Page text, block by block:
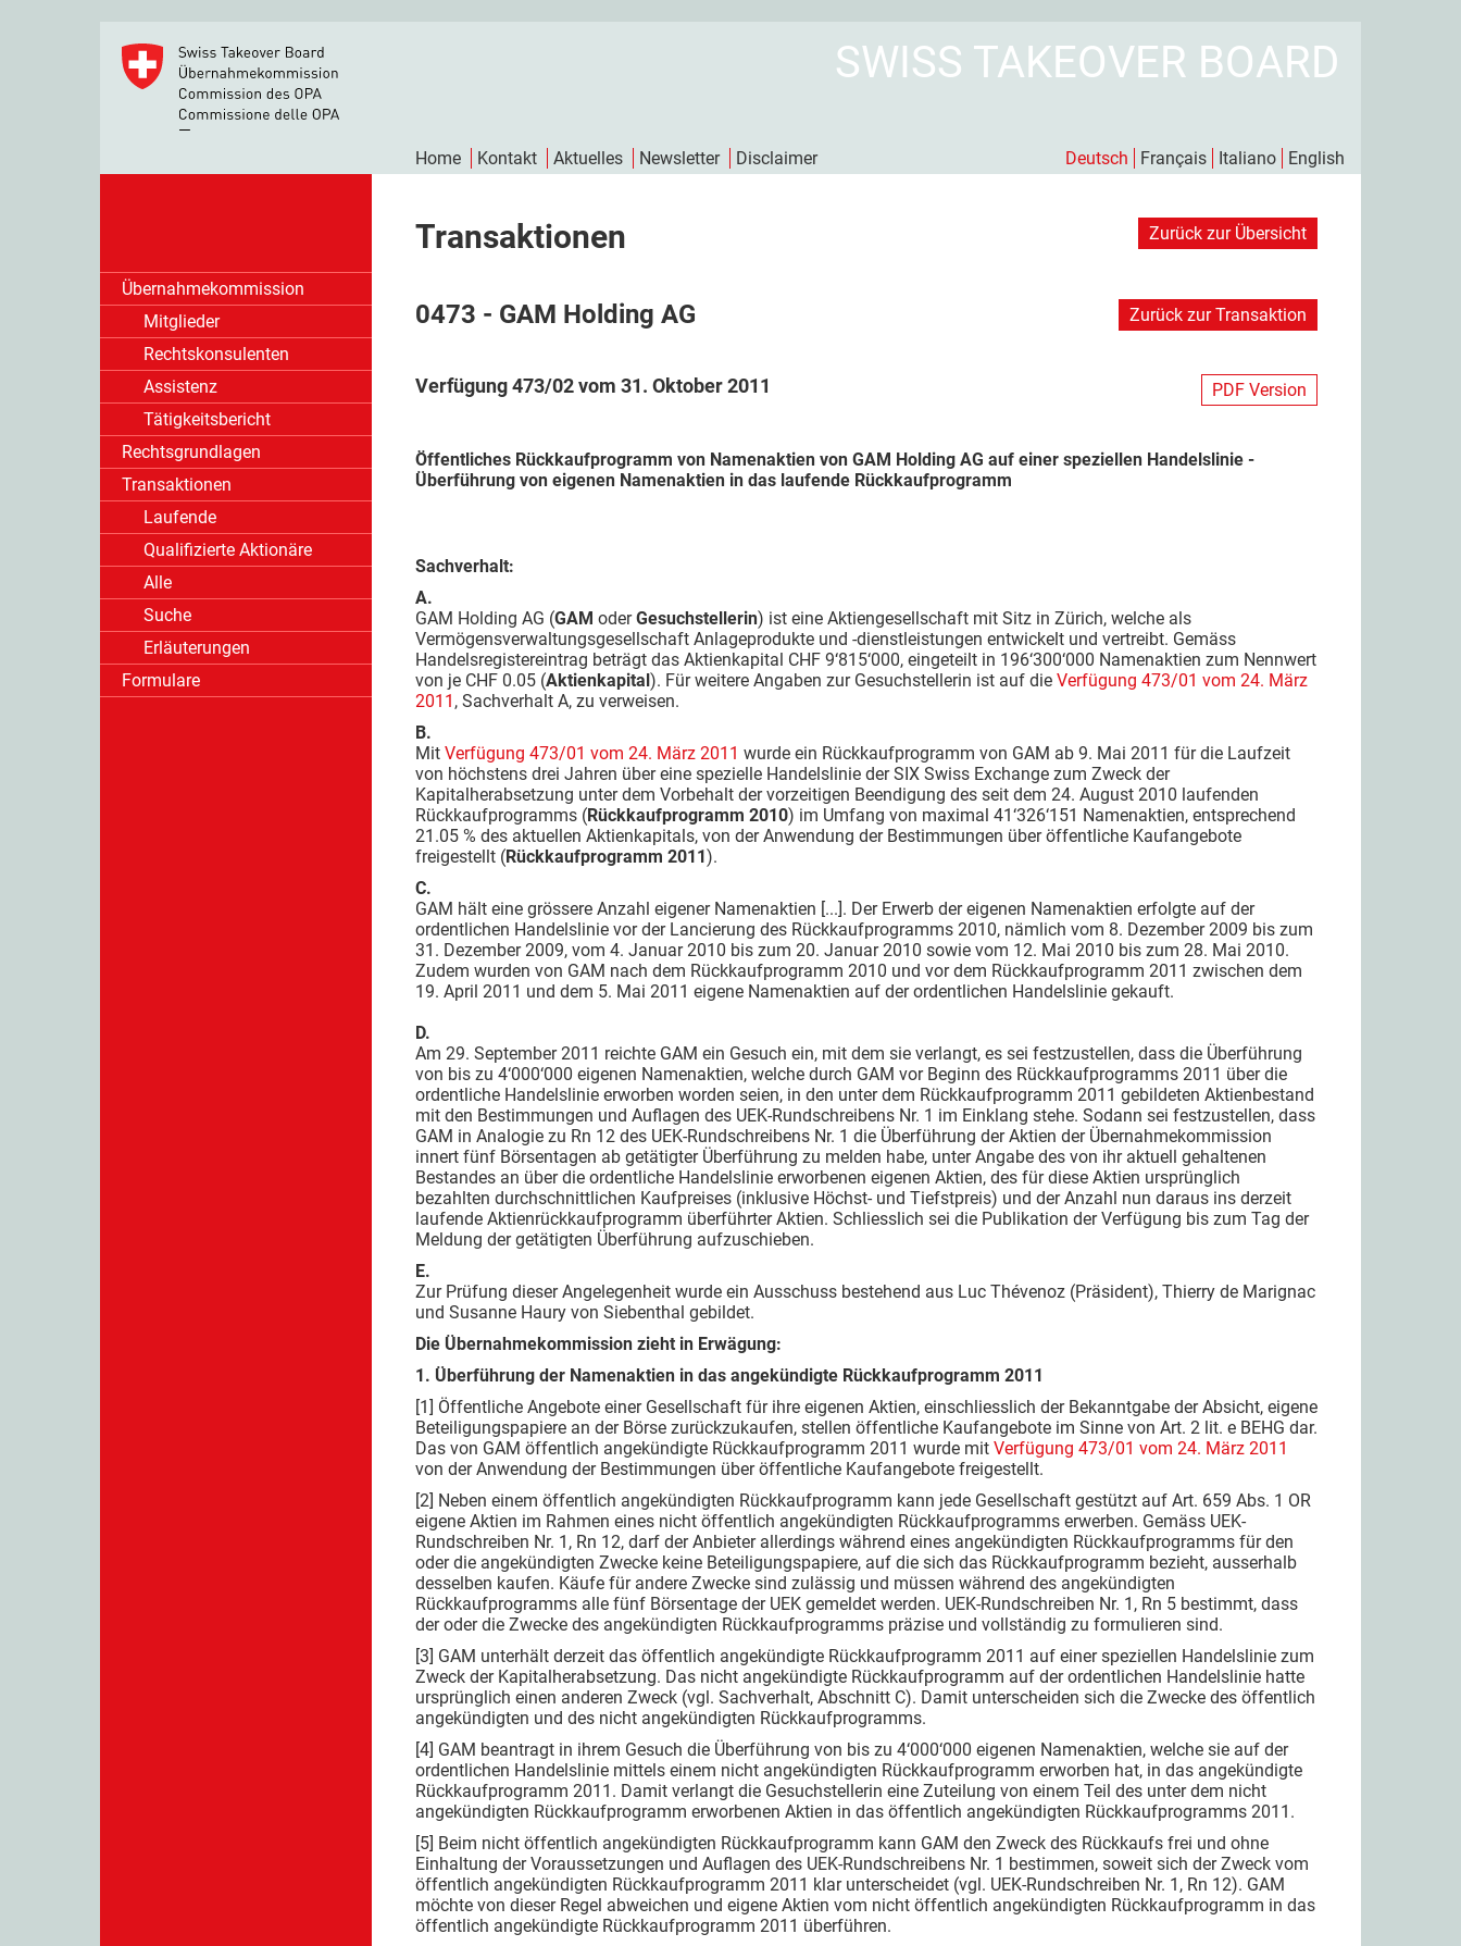
SWISS TAKEOVER BOARD
Home Kontakt Aktuelles Newsletter Disclaimer Deutsch Français Italiano English
Übernahmekommission
Mitglieder
Rechtskonsulenten
Assistenz
Tätigkeitsbericht
Rechtsgrundlagen
Transaktionen
Laufende
Qualifizierte Aktionäre
Alle
Suche
Erläuterungen
Formulare
Transaktionen Zurück zur Übersicht
0473 - GAM Holding AG Zurück zur Transaktion
Verfügung 473/02 vom 31. Oktober 2011 PDF Version
Öffentliches Rückkaufprogramm von Namenaktien von GAM Holding AG auf einer speziellen Handelslinie -
Überführung von eigenen Namenaktien in das laufende Rückkaufprogramm
Sachverhalt:
A.
GAM Holding AG (GAM oderGesuchstellerin) ist eine Aktiengesellschaft mit Sitz in Zürich, welche als
Vermögensverwaltungsgesellschaft Anlageprodukte und -dienstleistungen entwickelt und vertreibt. Gemäss
Handelsregistereintrag beträgt das Aktienkapital CHF 9‘815‘000, eingeteilt in 196‘300‘000 Namenaktien zum Nennwert
von je CHF 0.05 (Aktienkapital). Für weitere Angaben zur Gesuchstellerin ist auf die Verfügung 473/01 vom 24. März
2011 , Sachverhalt A, zu verweisen.
B.
Mit Verfügung 473/01 vom 24. März 2011 wurde ein Rückkaufprogramm von GAM ab 9. Mai 2011 für die Laufzeit
von höchstens drei Jahren über eine spezielle Handelslinie der SIX Swiss Exchange zum Zweck der
Kapitalherabsetzung unter dem Vorbehalt der vorzeitigen Beendigung des seit dem 24. August 2010 laufenden
Rückkaufprogramms (Rückkaufprogramm 2010) im Umfang von maximal 41‘326‘151 Namenaktien, entsprechend
21.05 % des aktuellen Aktienkapitals, von der Anwendung der Bestimmungen über öffentliche Kaufangebote
freigestellt (Rückkaufprogramm 2011).
C.
GAM hält eine grössere Anzahl eigener Namenaktien [...]. Der Erwerb der eigenen Namenaktien erfolgte auf der
ordentlichen Handelslinie vor der Lancierung des Rückkaufprogramms 2010, nämlich vom 8. Dezember 2009 bis zum
31. Dezember 2009, vom 4. Januar 2010 bis zum 20. Januar 2010 sowie vom 12. Mai 2010 bis zum 28. Mai 2010.
Zudem wurden von GAM nach dem Rückkaufprogramm 2010 und vor dem Rückkaufprogramm 2011 zwischen dem
19. April 2011 und dem 5. Mai 2011 eigene Namenaktien auf der ordentlichen Handelslinie gekauft.
D.
Am 29. September 2011 reichte GAM ein Gesuch ein, mit dem sie verlangt, es sei festzustellen, dass die Überführung
von bis zu 4‘000‘000 eigenen Namenaktien, welche durch GAM vor Beginn des Rückkaufprogramms 2011 über die
ordentliche Handelslinie erworben worden seien, in den unter dem Rückkaufprogramm 2011 gebildeten Aktienbestand
mit den Bestimmungen und Auflagen des UEK-Rundschreibens Nr. 1 im Einklang stehe. Sodann sei festzustellen, dass
GAM in Analogie zu Rn 12 des UEK-Rundschreibens Nr. 1 die Überführung der Aktien der Übernahmekommission
innert fünf Börsentagen ab getätigter Überführung zu melden habe, unter Angabe des von ihr aktuell gehaltenen
Bestandes an über die ordentliche Handelslinie erworbenen eigenen Aktien, des für diese Aktien ursprünglich
bezahlten durchschnittlichen Kaufpreises (inklusive Höchst- und Tiefstpreis) und der Anzahl nun daraus ins derzeit
laufende Aktienrückkaufprogramm überführter Aktien. Schliesslich sei die Publikation der Verfügung bis zum Tag der
Meldung der getätigten Überführung aufzuschieben.
E.
Zur Prüfung dieser Angelegenheit wurde ein Ausschuss bestehend aus Luc Thévenoz (Präsident), Thierry de Marignac
und Susanne Haury von Siebenthal gebildet.
Die Übernahmekommission zieht in Erwägung:
1. Überführung der Namenaktien in das angekündigte Rückkaufprogramm 2011
[1] Öffentliche Angebote einer Gesellschaft für ihre eigenen Aktien, einschliesslich der Bekanntgabe der Absicht, eigene
Beteiligungspapiere an der Börse zurückzukaufen, stellen öffentliche Kaufangebote im Sinne von Art. 2 lit. e BEHG dar.
Das von GAM öffentlich angekündigte Rückkaufprogramm 2011 wurde mit Verfügung 473/01 vom 24. März 2011
von der Anwendung der Bestimmungen über öffentliche Kaufangebote freigestellt.
[2] Neben einem öffentlich angekündigten Rückkaufprogramm kann jede Gesellschaft gestützt auf Art. 659 Abs. 1 OR
eigene Aktien im Rahmen eines nicht öffentlich angekündigten Rückkaufprogramms erwerben. Gemäss UEK-
Rundschreiben Nr. 1, Rn 12, darf der Anbieter allerdings während eines angekündigten Rückkaufprogramms für den
oder die angekündigten Zwecke keine Beteiligungspapiere, auf die sich das Rückkaufprogramm bezieht, ausserhalb
desselben kaufen. Käufe für andere Zwecke sind zulässig und müssen während des angekündigten
Rückkaufprogramms alle fünf Börsentage der UEK gemeldet werden. UEK-Rundschreiben Nr. 1, Rn 5 bestimmt, dass
der oder die Zwecke des angekündigten Rückkaufprogramms präzise und vollständig zu formulieren sind.
[3] GAM unterhält derzeit das öffentlich angekündigte Rückkaufprogramm 2011 auf einer speziellen Handelslinie zum
Zweck der Kapitalherabsetzung. Das nicht angekündigte Rückkaufprogramm auf der ordentlichen Handelslinie hatte
ursprünglich einen anderen Zweck (vgl. Sachverhalt, Abschnitt C). Damit unterscheiden sich die Zwecke des öffentlich
angekündigten und des nicht angekündigten Rückkaufprogramms.
[4] GAM beantragt in ihrem Gesuch die Überführung von bis zu 4‘000‘000 eigenen Namenaktien, welche sie auf der
ordentlichen Handelslinie mittels einem nicht angekündigten Rückkaufprogramm erworben hat, in das angekündigte
Rückkaufprogramm 2011. Damit verlangt die Gesuchstellerin eine Zuteilung von einem Teil des unter dem nicht
angekündigten Rückkaufprogramm erworbenen Aktien in das öffentlich angekündigten Rückkaufprogramms 2011.
[5] Beim nicht öffentlich angekündigten Rückkaufprogramm kann GAM den Zweck des Rückkaufs frei und ohne
Einhaltung der Voraussetzungen und Auflagen des UEK-Rundschreibens Nr. 1 bestimmen, soweit sich der Zweck vom
öffentlich angekündigten Rückkaufprogramm 2011 klar unterscheidet (vgl. UEK-Rundschreiben Nr. 1, Rn 12). GAM
möchte von dieser Regel abweichen und eigene Aktien vom nicht öffentlich angekündigten Rückkaufprogramm in das
öffentlich angekündigte Rückkaufprogramm 2011 überführen.